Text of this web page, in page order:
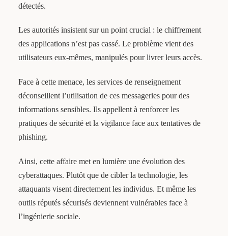
détectés.
Les autorités insistent sur un point crucial : le chiffrement
des applications n’est pas cassé. Le problème vient des
utilisateurs eux-mêmes, manipulés pour livrer leurs accès.
Face à cette menace, les services de renseignement
déconseillent l’utilisation de ces messageries pour des
informations sensibles. Ils appellent à renforcer les
pratiques de sécurité et la vigilance face aux tentatives de
phishing.
Ainsi, cette affaire met en lumière une évolution des
cyberattaques. Plutôt que de cibler la technologie, les
attaquants visent directement les individus. Et même les
outils réputés sécurisés deviennent vulnérables face à
l’ingénierie sociale.